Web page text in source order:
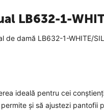
LB632-1-
damă LB632-1-WHITE/
ideală pentru cei
și să ajustezi pantofii